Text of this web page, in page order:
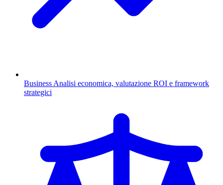
Business Analisi economica, valutazione ROI e framework
strategici